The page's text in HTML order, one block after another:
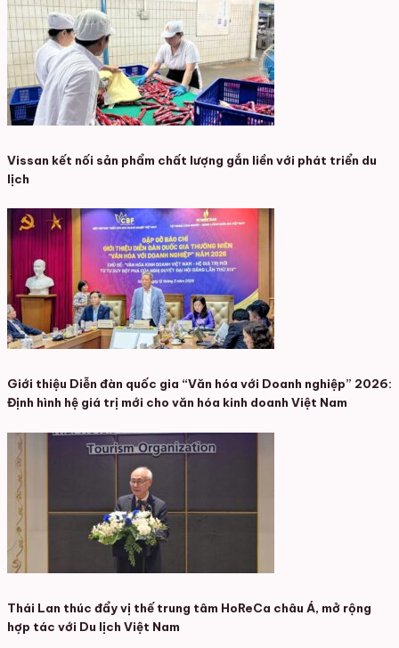
Vissan kết nối sản phẩm chất lượng gắn liền với phát triển du
lịch
Giới thiệu Diễn đàn quốc gia “Văn hóa với Doanh nghiệp” 2026:
Định hình hệ giá trị mới cho văn hóa kinh doanh Việt Nam
Thái Lan thúc đẩy vị thế trung tâm HoReCa châu Á, mở rộng
hợp tác với Du lịch Việt Nam